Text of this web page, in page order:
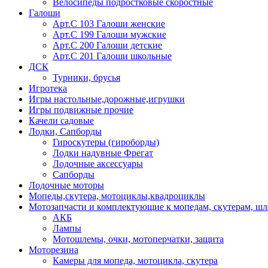
Галоши
Арт.С 103 Галоши женские
Арт.С 199 Галоши мужские
Арт.С 200 Галоши детские
Арт.С 201 Галоши школьные
ДСК
Турники, брусья
Игротека
Игры настольные,дорожные,игрушки
Игры подвижные прочие
Качели садовые
Лодки, Сапборды
Гироскутеры (гироборды)
Лодки надувные Фрегат
Лодочные аксессуары
Сапборды
Лодочные моторы
Мопеды,скутера, мотоциклы,квадроциклы
Мотозапчасти и комплектующие к мопедам, скутерам,
АКБ
Лампы
Мотошлемы, очки, мотоперчатки, защита
Моторезина
Камеры для мопеда, мотоцикла, скутера